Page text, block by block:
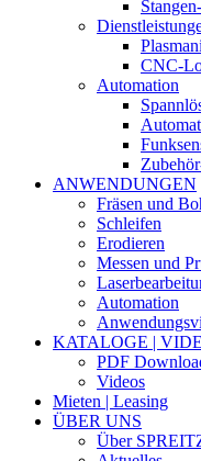
CNC-
Automation
ANWENDUNGEN
Fräsen und
Schleifen
Erodieren
Messen und
Automation
KATALOGE |
PDF
Videos
Mieten | Leasing
ÜBER UNS
Über